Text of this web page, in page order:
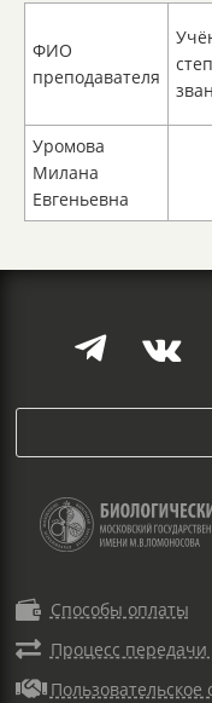
ФИО
преподавателя
Уромова
Милана
Евгеньевна
 
 Способы оплаты
 Процесс
 Пользовательское